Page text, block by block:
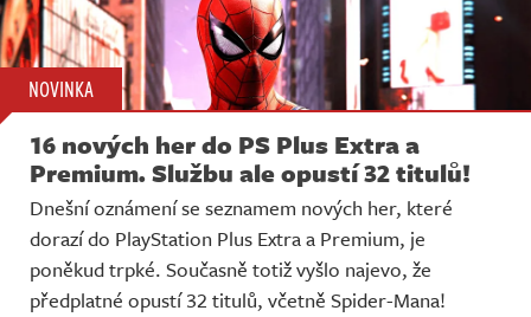
NOVINKA
16 nových her do PS Plus Extra a
Premium. Službu ale opustí 32 titulů!
Dnešní oznámení se seznamem nových her, které
dorazí do PlayStation Plus Extra a Premium, je
poněkud trpké. Současně totiž vyšlo najevo, že
předplatné opustí 32 titulů, včetně Spider-Mana!